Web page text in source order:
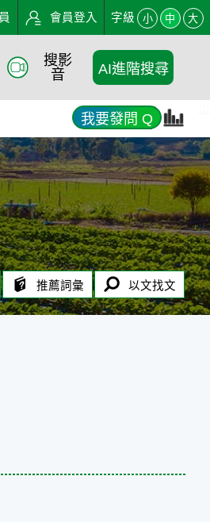
會員登入 字級 小 中 大
搜影
音
AI進階搜尋
我要發問 Q
推薦詞彙 以文找文